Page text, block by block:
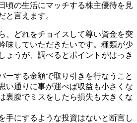
頃の生活にマッチする株主優待を見
と言えます。
、どれをチョイスして尊い資金を突
味していただきたいです。種類が少
ょうが、調べるとポイントがはっき
ーする金額で取り引きを行なうこと
い通りに事が運べば収益も小さくな
裏腹でミスをしたら損失も大きくな
手にするような投資はないと断言し